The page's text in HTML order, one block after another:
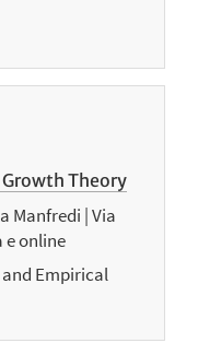
Theory
Manfredi | Via
e online
Empirical